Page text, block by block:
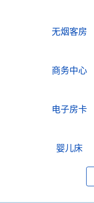
无烟客房
商务中心
电子房卡
婴儿床